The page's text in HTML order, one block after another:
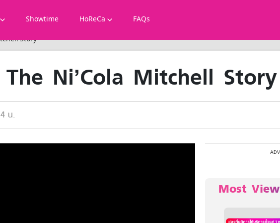
Showtime HoReCa FAQs
Story
Ni’Cola Mitchell Story
น.
Most View